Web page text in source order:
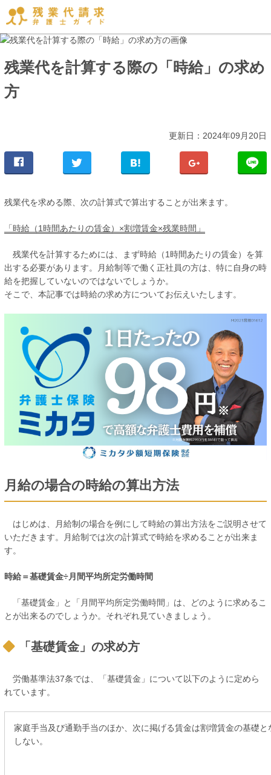
残業代を計算する際の「時給」の求め
方
更新日：2024年09月20日
残業代を求める際、次の計算式で算出することが出来ます。
「時給（1時間あたりの賃金）×割増賃金×残業時間」
残業代を計算するためには、まず時給（1時間あたりの賃金）を算
出する必要があります。
月給制等で働く正社員の方は、特に自身の時
給を把握していないのではないでしょうか。
そこで、本記事では時給の求め方についてお伝えいたします。
月給の場合の時給の算出方法
はじめは、月給制の場合を例にして時給の算出方法をご説明させて
いただきます。月給制では次の計算式で時給を求めることが出来ま
す。
時給＝基礎賃金÷月間平均所定労働時間
「基礎賃金」と「月間平均所定労働時間」は、どのように求めるこ
とが出来るのでしょうか。それぞれ見ていきましょう。
「基礎賃金」の求め方
労働基準法37条では、「基礎賃金」について以下のように定めら
れています。
家庭手当及び通勤手当のほか、次に掲げる賃金は割増賃金の基礎と
しない。